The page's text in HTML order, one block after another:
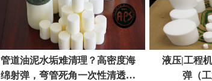
管道油泥水垢难清理？高密度海
绵射弹，弯管死角一次性清透不
液压|工程
弹（工